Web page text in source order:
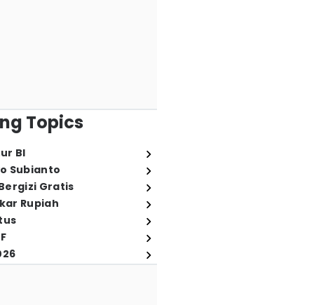
Topics
BI
Subianto
Gratis
Rupiah